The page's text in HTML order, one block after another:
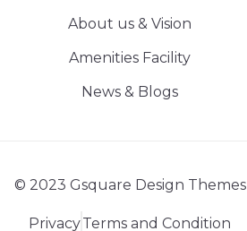
About us & Vision
Amenities Facility
News & Blogs
© 2023 Gsquare Design Themes
PrivacyTerms and Condition